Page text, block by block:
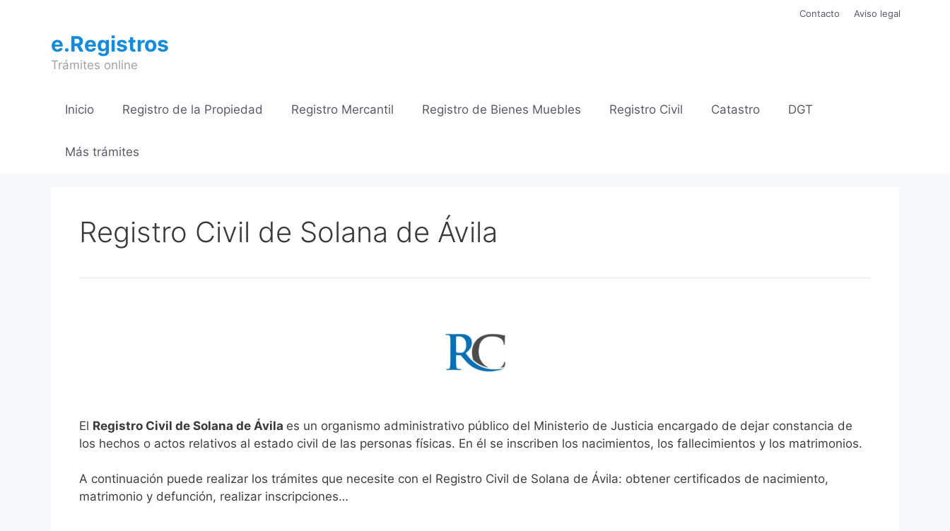
contenido
Contacto Aviso legal
e.Registros
Trámites online
Inicio Registro de la Propiedad Registro Mercantil Registro de Bienes Muebles Registro Civil Catastro DGT
Más trámites
Registro Civil de Solana de Ávila
El Registro Civil de Solana de Ávila es un organismo administrativo público del Ministerio de Justicia encargado de dejar constancia de
los hechos o actos relativos al estado civil de las personas físicas. En él se inscriben los nacimientos, los fallecimientos y los matrimonios.
A continuación puede realizar los trámites que necesite con el Registro Civil de Solana de Ávila: obtener certificados de nacimiento,
matrimonio y defunción, realizar inscripciones…